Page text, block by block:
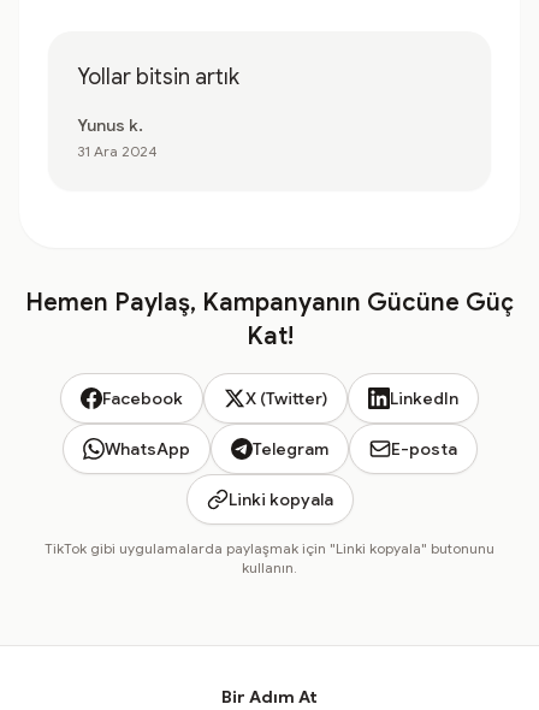
Yollar bitsin artık
Yunus k.
31 Ara 2024
Hemen Paylaş, Kampanyanın Gücüne Güç
Kat!
Facebook X (Twitter) LinkedIn
WhatsApp Telegram E-posta
Linki kopyala
TikTok gibi uygulamalarda paylaşmak için "Linki kopyala" butonunu
kullanın.
Bir Adım At